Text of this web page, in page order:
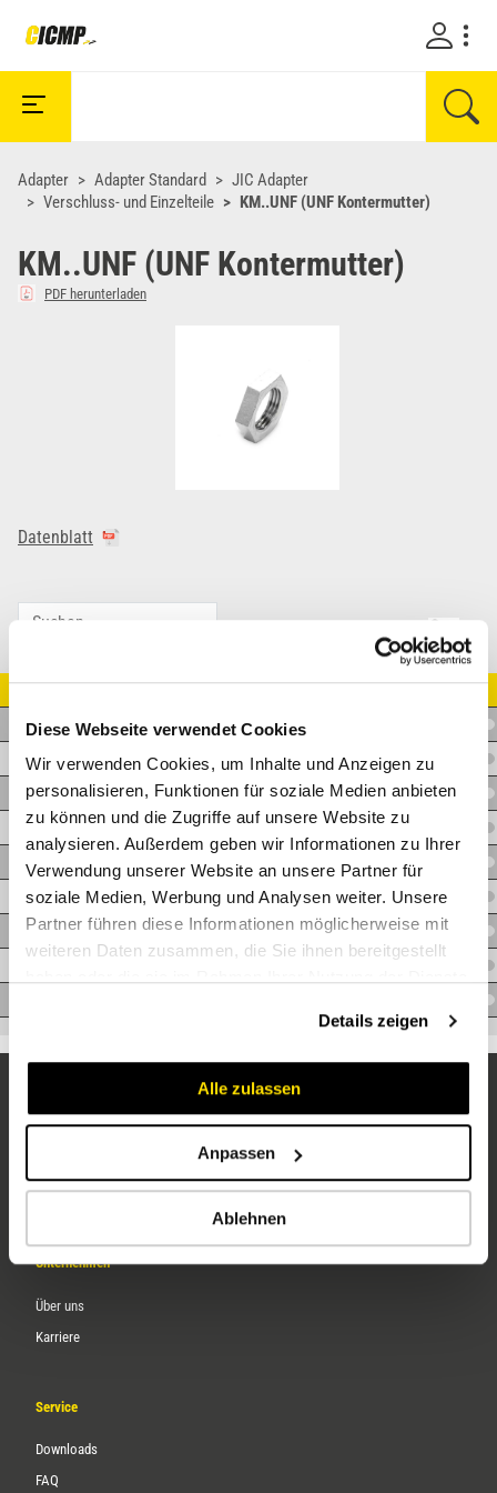
Diese Webseite verwendet Cookies
Wir verwenden Cookies, um Inhalte und Anzeigen zu
personalisieren, Funktionen für soziale Medien anbieten
zu können und die Zugriffe auf unsere Website zu
analysieren. Außerdem geben wir Informationen zu Ihrer
Verwendung unserer Website an unsere Partner für
soziale Medien, Werbung und Analysen weiter. Unsere
Partner führen diese Informationen möglicherweise mit
weiteren Daten zusammen, die Sie ihnen bereitgestellt
Details zeigen
Alle zulassen
Anpassen
Ablehnen
Adapter Adapter Standard
JIC Adapter
Verschluss- und Einzelteile
KM..UNF (UNF Kontermutter)
KM..UNF (UNF Kontermutter)
PDF herunterladen
Datenblatt
A.KM04UNF
A.KM05UNF
A.KM06UNF
A.KM08UNF
A.KM10UNF
A.KM12UNF
A.KM16UNF
Unternehmen
Über uns
Karriere
Service
Downloads
FAQ